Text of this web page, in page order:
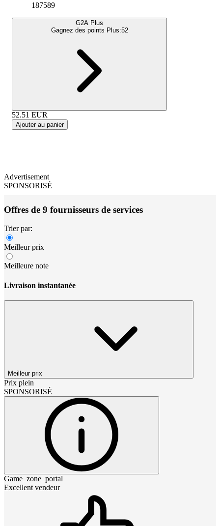
187589
G2A Plus
Gagnez des points Plus:52
52.51 EUR
Ajouter au panier
Advertisement
SPONSORISÉ
Offres de 9 fournisseurs de services
Trier par:
Meilleur prix
Meilleure note
Livraison instantanée
Meilleur prix
Prix plein
SPONSORISÉ
Game_zone_portal
Excellent vendeur